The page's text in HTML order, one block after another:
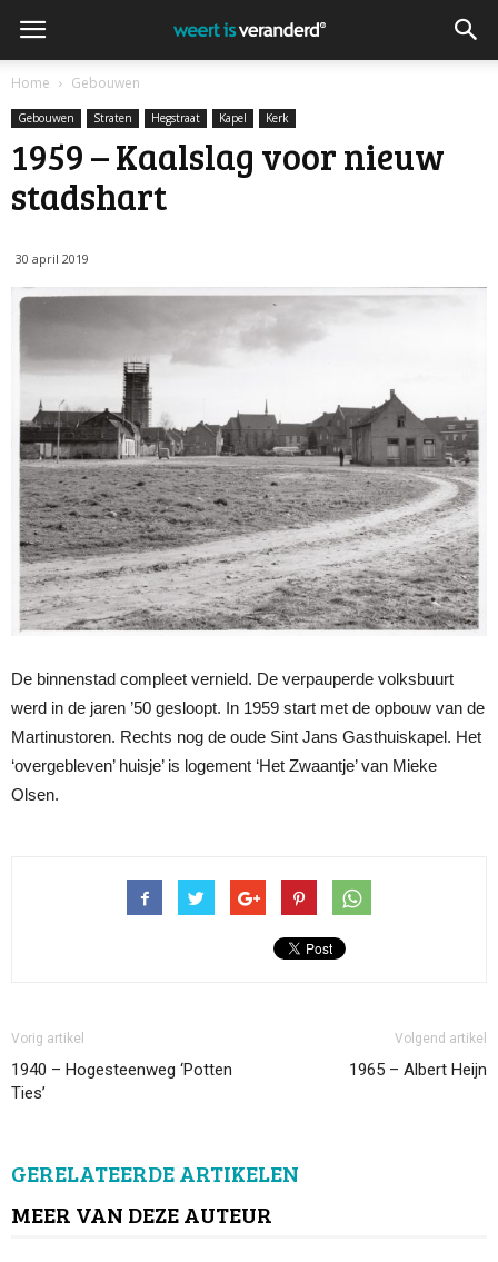
Home Gebouwen
Gebouwen Straten Hegstraat Kapel Kerk
1959 – Kaalslag voor nieuw
stadshart
30 april 2019
De binnenstad compleet vernield. De verpauperde volksbuurt
werd in de jaren ’50 gesloopt. In 1959 start met de opbouw van de
Martinustoren. Rechts nog de oude Sint Jans Gasthuiskapel. Het
‘overgebleven’ huisje’ is logement ‘Het Zwaantje’ van Mieke
Olsen.
Vorig artikel
1940 – Hogesteenweg ‘Potten
Ties’
Volgend artikel
1965 – Albert Heijn
GERELATEERDE ARTIKELEN
MEER VAN DEZE AUTEUR